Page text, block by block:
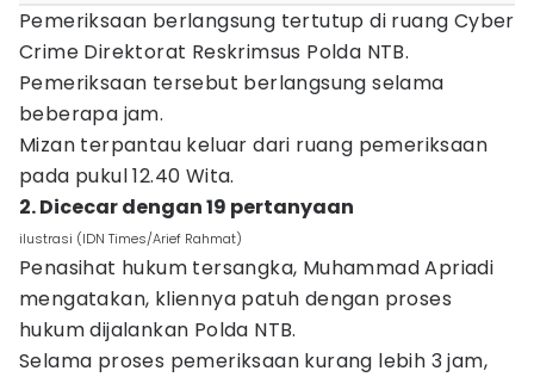
Pemeriksaan berlangsung tertutup di ruang Cyber
Crime Direktorat Reskrimsus Polda NTB.
Pemeriksaan tersebut berlangsung selama
beberapa jam.
Mizan terpantau keluar dari ruang pemeriksaan
pada pukul 12.40 Wita.
2. Dicecar dengan 19 pertanyaan
ilustrasi (IDN Times/Arief Rahmat)
Penasihat hukum tersangka, Muhammad Apriadi
mengatakan, kliennya patuh dengan proses
hukum dijalankan Polda NTB.
Selama proses pemeriksaan kurang lebih 3 jam,